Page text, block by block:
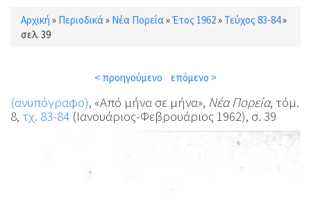
Είστε εδώ
Αρχική » Περιοδικά» Νέα Πορεία»Έτος 1962» Τεύχος 83-84»
σελ. 39
< προηγούμενο επόμενο >
(ανυπόγραφο), «Από μήνα σε μήνα», Νέα Πορεία, τόμ.
8, τχ. 83-84 (Ιανουάριος-Φεβρουάριος 1962), σ. 39